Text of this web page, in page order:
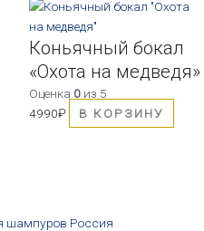
Коньячный бокал
«Охота на медведя»
Оценка 0из 5
4990₽ В КОРЗИНУ